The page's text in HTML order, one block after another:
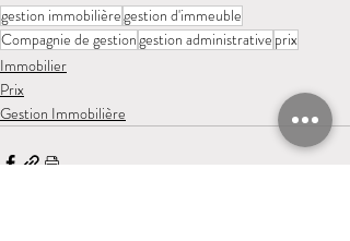
gestion immobilièregestion d'immeuble
Compagnie de gestiongestion administrative prix
Immobilier
Prix
Gestion Immobilière